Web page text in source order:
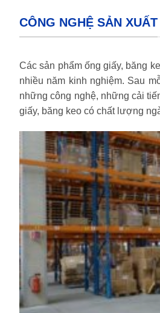
CÔNG NGHỆ SẢN XUẤT
Các sản phẩm ống giấy, băng
nhiều năm kinh nghiệm. Sau
những công nghệ, những cải
giấy, băng keo có chất lượng